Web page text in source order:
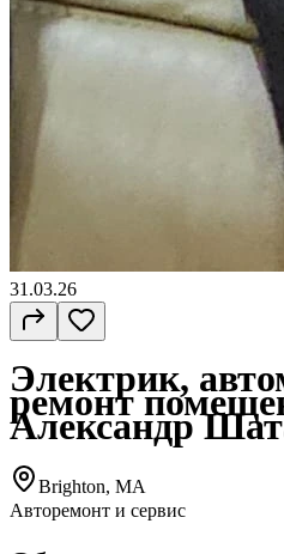
31.03.26
Электрик,
ремонт
Александр
Brighton, MA
Авторемонт и cервис